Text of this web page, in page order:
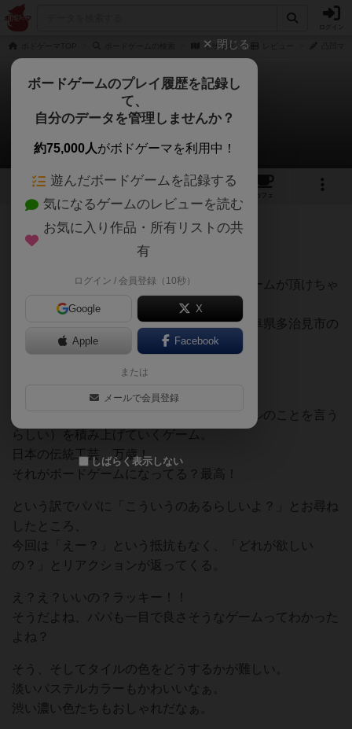
モザイク
モザイク
凸凹ママさんのレビュー
6 4 12
カフェ
341名 0名 0 4年以上前
え ふるさと納税の返礼品としてボードゲームが頂けちゃ
うなんて良くないですか？
今月おさいふ事情がピンチで…と覗いた岐阜県多治見市の
ふるさとチョイス。
岐阜県多治見市は美濃焼の産地。
その美濃焼のモザイクタイル（小さいタイルのことを言う
らしい）を積み上げていくゲーム。
日本の伝統工芸 万歳！
それがボードゲームになってる？最高！
という訳でパパに「こういうのあるらしいよ？」とお尋ね
したところ、
今回は「えー？」という抵抗もなく、「どれが欲しい
の？」とリアクションが返ってくる。
え？え？いいの？ラッキー！！
そうだよね、パパも一目で良さそうなゲームってわかった
よね？
そう、そしてタイルの色をどうするかが難しい。
淡いパステルカラーもかわいいなぁ。
渋い濃い色たちもおしゃれだなぁ。
閉じる
ボードゲームのプレイ履歴を記録し
て、
自分のデータを管理しませんか？
約75,000人がボドゲーマを利用中！
遊んだボードゲームを記録する
気になるゲームのレビューを読む
お気に入り作品・所有リストの共
有
ログイン / 会員登録（10秒）
Google X
Apple Facebook
または
メールで会員登録
しばらく表示しない